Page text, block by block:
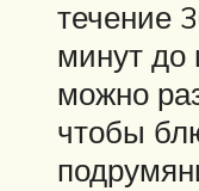
течение
минут до
можно
чтобы